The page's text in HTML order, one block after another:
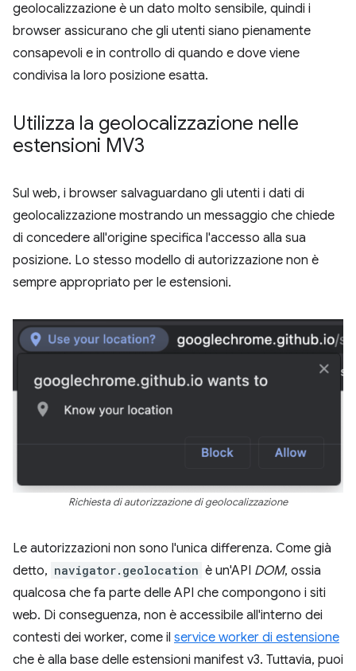
geolocalizzazione è un dato molto sensibile, quindi i
browser assicurano che gli utenti siano pienamente
consapevoli e in controllo di quando e dove viene
condivisa la loro posizione esatta.
Utilizza la geolocalizzazione nelle
estensioni MV3
Sul web, i browser salvaguardano gli utenti i dati di
geolocalizzazione mostrando un messaggio che chiede
di concedere all'origine specifica l'accesso alla sua
posizione. Lo stesso modello di autorizzazione non è
sempre appropriato per le estensioni.
Richiesta di autorizzazione di geolocalizzazione
Le autorizzazioni non sono l'unica differenza. Come già
detto, navigator.geolocation è un'API DOM, ossia
qualcosa che fa parte delle API che compongono i siti
web. Di conseguenza, non è accessibile all'interno dei
contesti dei worker, come il service worker di estensione
che è alla base delle estensioni manifest v3. Tuttavia, puoi